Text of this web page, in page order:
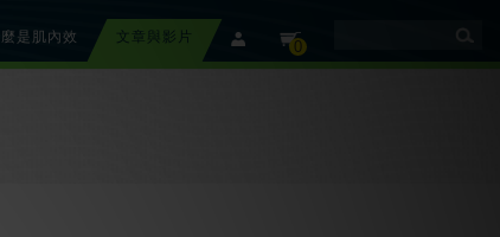
cart 0
member
是肌內效
文章與影片